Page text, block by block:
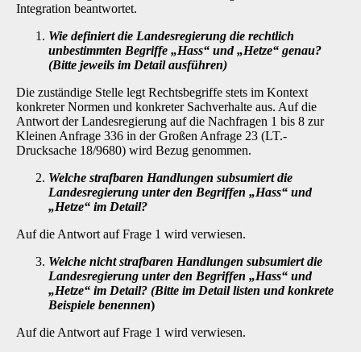
Integration beantwortet.
Wie definiert die Landesregierung die rechtlich
unbestimmten Begriffe „Hass“ und „Hetze“ genau?
(Bitte jeweils im Detail ausführen)
Die zuständige Stelle legt Rechtsbegriffe stets im Kontext
konkreter Normen und konkreter Sachverhalte aus. Auf die
Antwort der Landesregierung auf die Nachfragen 1 bis 8 zur
Kleinen Anfrage 336 in der Großen Anfrage 23 (LT.-
Drucksache 18/9680) wird Bezug genommen.
Welche strafbaren Handlungen subsumiert die
Landesregierung unter den Begrif­fen „Hass“ und
„Hetze“ im Detail?
Auf die Antwort auf Frage 1 wird verwiesen.
Welche nicht strafbaren Handlungen subsumiert die
Landesregierung unter den Begriffen „Hass“ und
„Hetze“ im Detail? (Bitte im Detail listen und konkrete
Bei­spiele benennen)
Auf die Antwort auf Frage 1 wird verwiesen.